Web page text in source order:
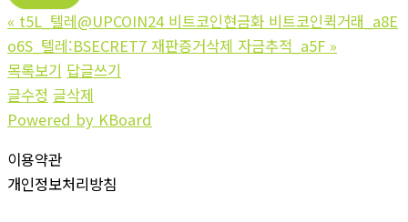
« t5L_텔레@UPCOIN24 비트코인현금화 비트코인퀵거래_a8E
o6S_텔레:BSECRET7 재판증거삭제 자금추적_a5F »
목록보기 답글쓰기
글수정 글삭제
Powered by KBoard
이용약관
개인정보처리방침